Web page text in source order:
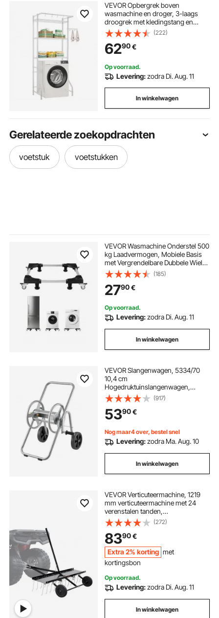
VEVOR Opbergrek boven
wasmachine en droger, 3-laags
droogrek met kledingstang en
haken, verstelbare planken voor
wasmachine met één laag, voor
opslag en organisatie, wit
(222)
6290€
Op voorraad.
Levering:zodra Di. Aug. 11
In winkelwagen
Gerelateerde zoekopdrachten
voetstuk voetstukken
VEVOR Wasmachine Onderstel 500
kg Laadvermogen, Mobiele Basis
met Vergrendelbare Dubbele Wielen
en 4 Remmen, 69,85-89,9 cm
Verstelbare Meubelwagen voor
Wasmachine, Koelkast en Droger
(185)
2790€
Op voorraad.
Levering:zodra Di. Aug. 11
In winkelwagen
VEVOR Slangenwagen, 5334/70
10,4 cm
Hogedruktuinslangenwagen,
Mobiele slanghaspel met twee
wielen, handgreep en netmand,
Slanghaspel voor tuinirrigatie,
autowasstraat, 615x500x740 mm
(917)
5390€
Nog maar4 over, bestel snel
Levering:zodra Ma. Aug. 10
In winkelwagen
VEVOR Verticuteermachine, 1219
mm verticuteermachine met 24
verenstalen tanden,
gazonverticuteermachine voor ATV
of grasmaaier, gazonhark met
handgreep voor tuin, boerderij,
gras
(272)
8390€
Extra 2% korting met
kortingsbon
Op voorraad.
Levering:zodra Di. Aug. 11
In winkelwagen